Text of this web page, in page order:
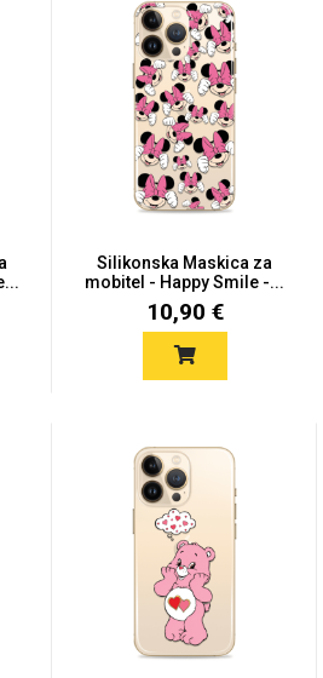
Silikonska Maskica za
mobitel - Happy Smile -...
10,90 €